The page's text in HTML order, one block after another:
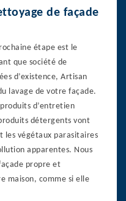
de façade
étape est le
que société de
d’existence, Artisan
lavage de votre façade.
d’entretien
détergents vont
les végétaux parasitaires
apparentes. Nous
propre et
maison, comme si elle